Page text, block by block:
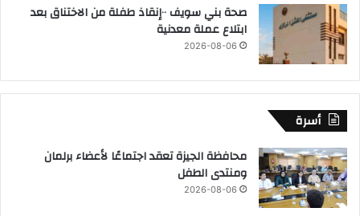
صحة بني سويف ٠٠إنقاذ طفلة من الاختناق بعد
ابتلاع عملة معدنية
2026-08-06
أسرة
محافظة الجيزة تعقد اجتماعًا لأعضاء برلمان
ومنتدى الطفل
2026-08-06